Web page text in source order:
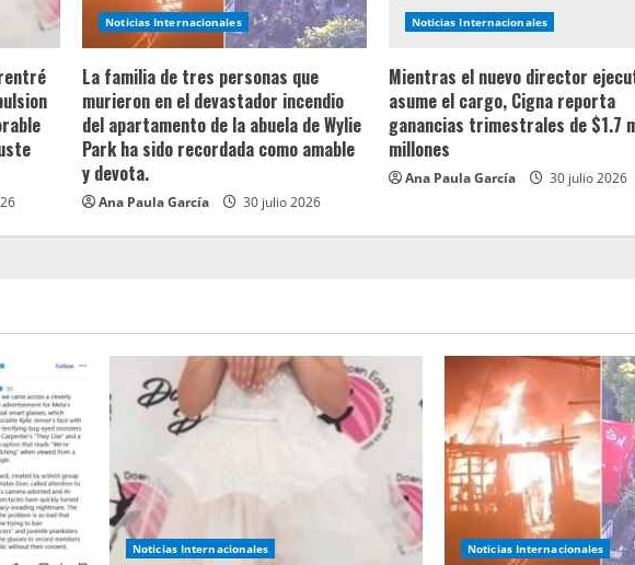
Noticias Internacionales
La familia de tres personas que
murieron en el devastador incendio
del apartamento de la abuela de Wylie
Park ha sido recordada como amable
y devota.
Ana Paula García 30 julio 2026
Noticias Internacionales
Mientras el nuevo director
asume el cargo, Cigna reporta
ganancias trimestrales de $1.7
millones
Ana Paula García 30 julio 2026
Noticias Internacionales Noticias Internacionales